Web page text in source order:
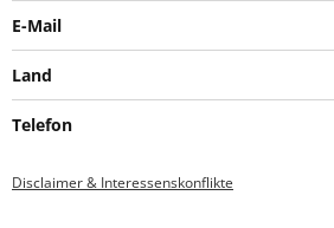
E-Mail
Land
Telefon
Disclaimer & Interessenskonflikte